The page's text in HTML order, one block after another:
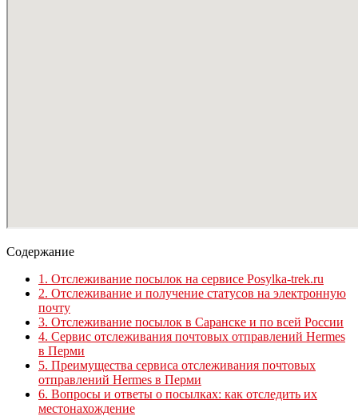
Содержание
1. Отслеживание посылок на сервисе Posylka-trek.ru
2. Отслеживание и получение статусов на электронную
почту
3. Отслеживание посылок в Саранске и по всей России
4. Сервис отслеживания почтовых отправлений Hermes
в Перми
5. Преимущества сервиса отслеживания почтовых
отправлений Hermes в Перми
6. Вопросы и ответы о посылках: как отследить их
местонахождение